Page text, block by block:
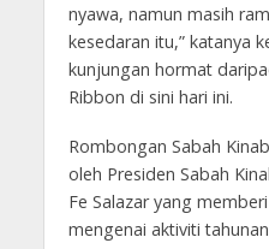
nyawa, namun masih
kesedaran itu,” katanya
kunjungan hormat
Ribbon di sini hari ini.
Rombongan Sabah
oleh Presiden Sabah
Fe Salazar yang
mengenai aktiviti